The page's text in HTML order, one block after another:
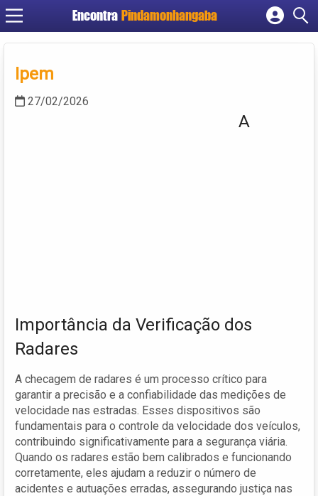
Encontra Pindamonhangaba
Cadastrar empresa
Ipem
27/02/2026
A
Importância da Verificação dos
Radares
A checagem de radares é um processo crítico para
garantir a precisão e a confiabilidade das medições de
velocidade nas estradas. Esses dispositivos são
fundamentais para o controle da velocidade dos veículos,
contribuindo significativamente para a segurança viária.
Quando os radares estão bem calibrados e funcionando
corretamente, eles ajudam a reduzir o número de
acidentes e autuações erradas, assegurando justiça nas